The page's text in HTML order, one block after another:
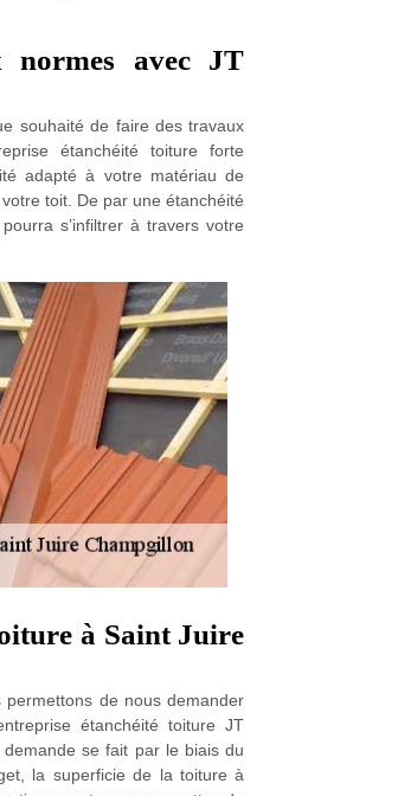
normes avec JT
souhaité de faire des travaux
étanchéité toiture forte
adapté à votre matériau de
toit. De par une étanchéité
s’infiltrer à travers votre
à Saint Juire
de nous demander
étanchéité toiture JT
se fait par le biais du
la superficie de la toiture à